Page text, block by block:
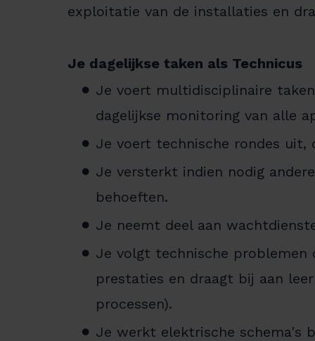
exploitatie van de installaties en
Je dagelijkse taken als Technicus
Je voert multidisciplinaire
dagelijkse monitoring van alle
Je voert technische rondes
Je versterkt indien nodig
behoeften.
Je neemt deel aan
Je volgt technische problemen
prestaties en draagt bij aan
processen).
Je werkt elektrische schema's